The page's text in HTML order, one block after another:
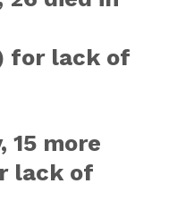
for lack of
15 more
lack of